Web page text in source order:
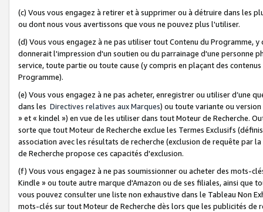
(c) Vous vous engagez à retirer et à supprimer ou à détruire dans les
ou dont nous vous avertissons que vous ne pouvez plus l'utiliser.
(d) Vous vous engagez à ne pas utiliser tout Contenu du Programme,
donnerait l'impression d'un soutien ou du parrainage d'une personne
service, toute partie ou toute cause (y compris en plaçant des
Programme).
(e) Vous vous engagez à ne pas acheter, enregistrer ou utiliser d’une
dans les Directives relatives aux Marques) ou toute variante ou
» et « kindel ») en vue de les utiliser dans tout Moteur de Recherche.
sorte que tout Moteur de Recherche exclue les Termes Exclusifs
association avec les résultats de recherche (exclusion de requête
de Recherche propose ces capacités d'exclusion.
(f) Vous vous engagez à ne pas soumissionner ou acheter des mots-
Kindle » ou toute autre marque d'Amazon ou de ses filiales, ainsi que
vous pouvez consulter une liste non exhaustive dans le Tableau Non
mots-clés sur tout Moteur de Recherche dès lors que les publicités de